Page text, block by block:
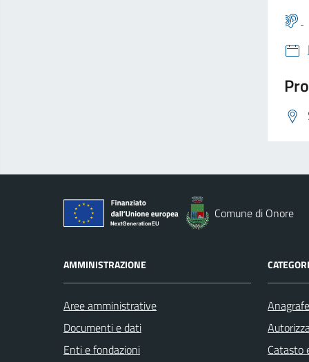
Comune di Onore
AMMINISTRAZIONE
Aree amministrative
Documenti e dati
Enti e fondazioni
Catasto